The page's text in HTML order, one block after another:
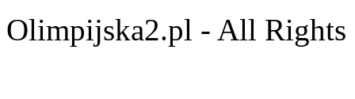
Olimpijska2.pl - All Rights